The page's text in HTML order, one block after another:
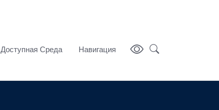
Доступная Среда Навигация